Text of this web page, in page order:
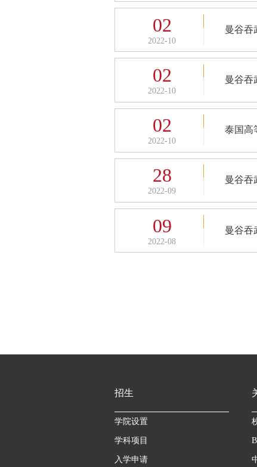
02
2022-10
曼谷吞
02
2022-10
曼谷吞
02
2022-10
泰国高
28
2022-09
曼谷吞
09
2022-08
曼谷吞
招生
学院设置
学科项目
入学申请